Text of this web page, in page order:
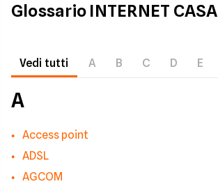
Glossario INTERNET CASA
Vedi tutti A B C D E
A
Access point
ADSL
AGCOM